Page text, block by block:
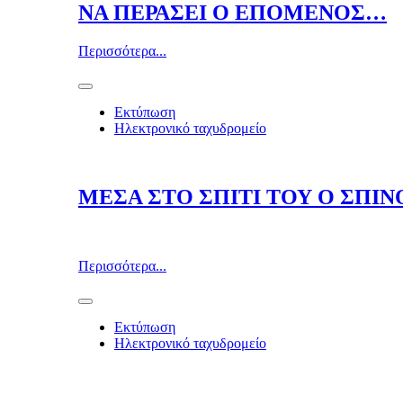
ΝΑ ΠΕΡΑΣΕΙ Ο ΕΠΟΜΕΝΟΣ…
Περισσότερα...
Εκτύπωση
Ηλεκτρονικό ταχυδρομείο
ΜΕΣΑ ΣΤΟ ΣΠΙΤΙ ΤΟΥ Ο
Περισσότερα...
Εκτύπωση
Ηλεκτρονικό ταχυδρομείο